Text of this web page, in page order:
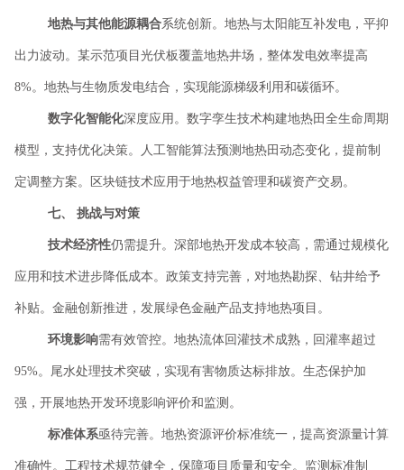
地热与其他能源耦合系统创新。地热与太阳能互补发电，平抑
出力波动。某示范项目光伏板覆盖地热井场，整体发电效率提高
8%。地热与生物质发电结合，实现能源梯级利用和碳循环。
数字化智能化深度应用。数字孪生技术构建地热田全生命周期
模型，支持优化决策。人工智能算法预测地热田动态变化，提前制
定调整方案。区块链技术应用于地热权益管理和碳资产交易。
七、 挑战与对策
技术经济性仍需提升。深部地热开发成本较高，需通过规模化
应用和技术进步降低成本。政策支持完善，对地热勘探、钻井给予
补贴。金融创新推进，发展绿色金融产品支持地热项目。
环境影响需有效管控。地热流体回灌技术成熟，回灌率超过
95%。尾水处理技术突破，实现有害物质达标排放。生态保护加
强，开展地热开发环境影响评价和监测。
标准体系亟待完善。地热资源评价标准统一，提高资源量计算
准确性。工程技术规范健全，保障项目质量和安全。监测标准制